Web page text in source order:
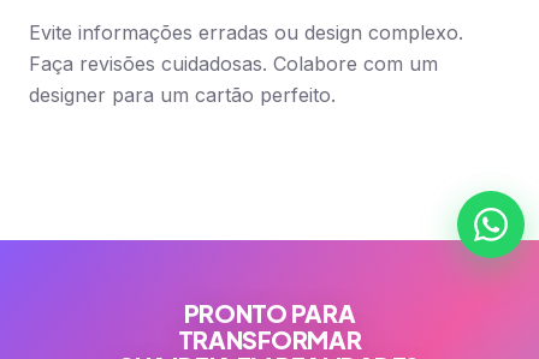
Evite informações erradas ou design complexo.
Faça revisões cuidadosas. Colabore com um
designer para um cartão perfeito.
PRONTO PARA
TRANSFORMAR